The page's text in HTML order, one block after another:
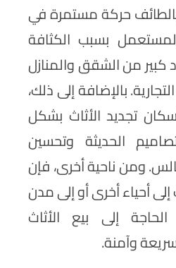
حركة مستمرة في
بسبب الكثافة
كبير من الشقق والمنازل
بالإضافة إلى ذلك،
تجديد الأثاث بشكل
الحديثة وتحسين
ومن ناحية أخرى، فإن
أحياء أخرى أو إلى مدن
إلى بيع الأثاث
وآمنة.